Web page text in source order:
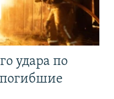
удара по
погибшие